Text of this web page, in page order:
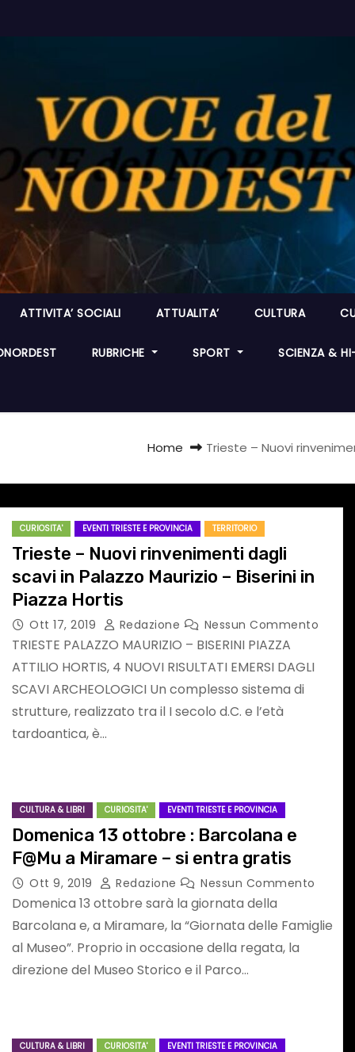
ATTIVITA’ SOCIALI ATTUALITA’ CULTURA
RUBRICHE SPORT SCIENZA &
Home Trieste – Nuovi
CURIOSITA' EVENTI TRIESTE E PROVINCIA TERRITORIO
Trieste – Nuovi rinvenimenti dagli
scavi in Palazzo Maurizio – Biserini in
Piazza Hortis
Ott 17, 2019 Redazione Nessun Commento
TRIESTE PALAZZO MAURIZIO – BISERINI PIAZZA
ATTILIO HORTIS, 4 NUOVI RISULTATI EMERSI DAGLI
SCAVI ARCHEOLOGICI Un complesso sistema di
strutture, realizzato tra il I secolo d.C. e l’età
tardoantica, è…
CULTURA & LIBRI CURIOSITA' EVENTI TRIESTE E PROVINCIA
Domenica 13 ottobre : Barcolana e
F@Mu a Miramare – si entra gratis
Ott 9, 2019 Redazione Nessun Commento
Domenica 13 ottobre sarà la giornata della
Barcolana e, a Miramare, la “Giornata delle Famiglie
al Museo”. Proprio in occasione della regata, la
direzione del Museo Storico e il Parco…
CULTURA & LIBRI CURIOSITA' EVENTI TRIESTE E PROVINCIA
SPORT FURLAN
PAR FURLAN: ai
Daniele Puntel